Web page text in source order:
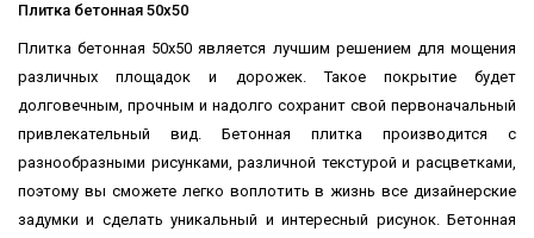
Плитка бетонная 50х50
Плитка бетонная 50х50 является лучшим решением для мощения
различных площадок и дорожек. Такое покрытие будет
долговечным, прочным и надолго сохранит свой первоначальный
привлекательный вид. Бетонная плитка производится с
разнообразными рисунками, различной текстурой и расцветками,
поэтому вы сможете легко воплотить в жизнь все дизайнерские
задумки и сделать уникальный и интересный рисунок. Бетонная